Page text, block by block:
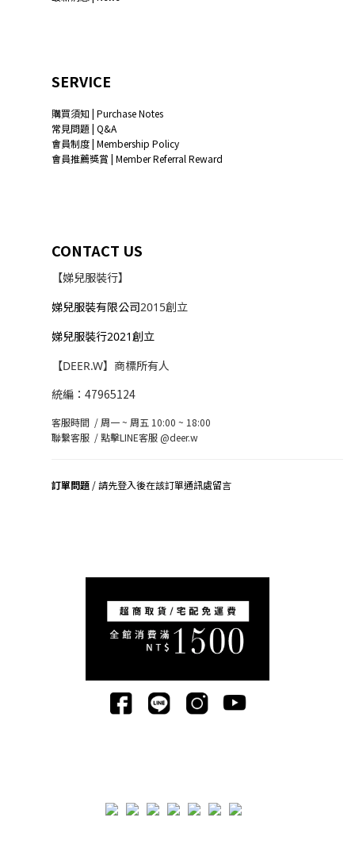
SERVICE
購買須知 | Purchase Notes
常見問題 | Q&A
會員制度 | Membership Policy
會員推薦獎賞 | Member Referral Reward
CONTACT US
【娣兒服裝行】
娣兒服裝有限公司2015創立
娣兒服裝行2021創立
【DEER.W】商標所有人
統編：47965124
客服時間 / 周一 ~ 周五 10:00 ~ 18:00
聯繫客服 /點擊LINE客服 @deer.w
訂單問題 / 請先登入後在該訂單通訊處留言